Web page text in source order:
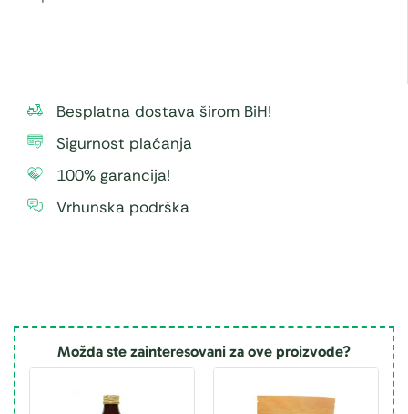
Besplatna dostava širom BiH!
Sigurnost plaćanja
100% garancija!
Vrhunska podrška
Možda ste zainteresovani za ove proizvode?